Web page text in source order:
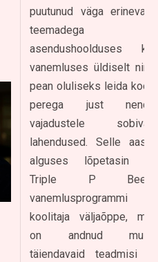
puutunud väga erinevate
teemadega nii
asendushoolduses kui
vanemluses üldiselt ning
pean oluliseks leida koos
perega just nende
vajadustele sobivad
lahendused. Selle aasta
alguses lõpetasin ka
Triple P Beebi
vanemlusprogrammi
koolitaja väljaõppe, mis
on andnud mulle
täiendavaid teadmisi ja